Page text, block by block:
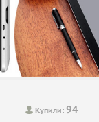
Купили:94